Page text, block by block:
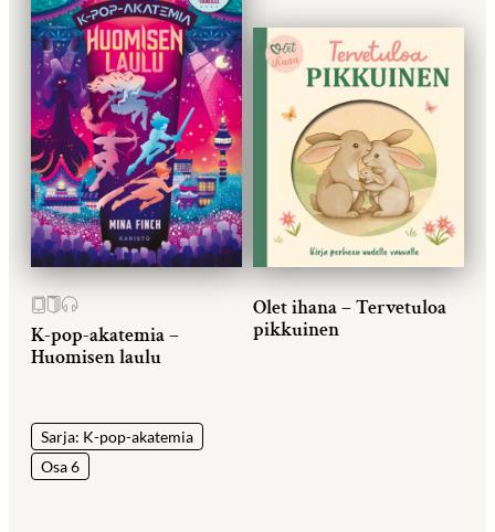
K-pop-akatemia –
Huomisen laulu
Sarja: K-pop-akatemia
Osa 6
Olet ihana – Tervetuloa
pikkuinen